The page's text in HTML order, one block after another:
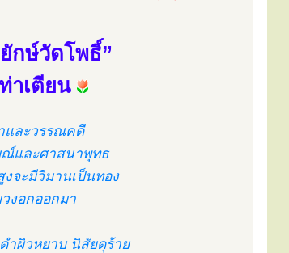
กษ์วัดโพธิ์”
าเตียน
และวรรณคดี
ณ์และศาสนาพุทธ
จะมีวิมานเป็นทอง
งอกออกมา
ผิวหยาบ นิสัยดุร้าย